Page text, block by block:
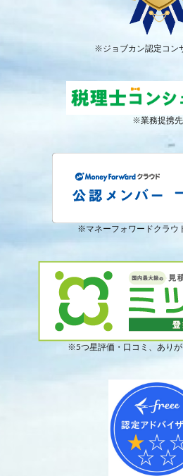
※ジョブカン認定コン
※業務提携先
※マネーフォワードクラウ
※5つ星評価・口コミ、あり